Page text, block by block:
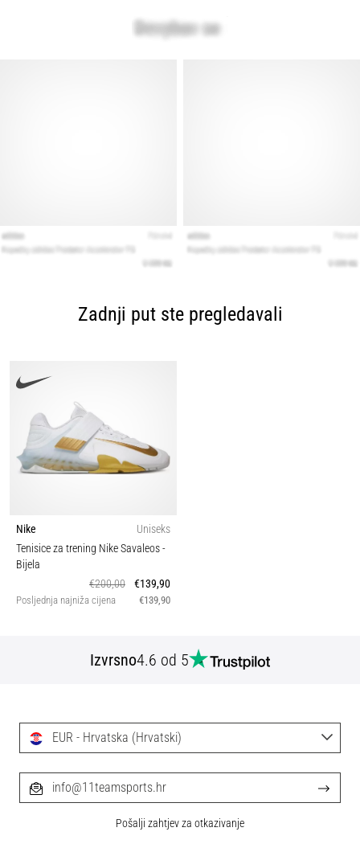
Zadnji put ste pregledavali
Nike
Uniseks
Tenisice za trening Nike Savaleos-
Bijela
€200,00
€139,90
Posljednja najniža cijena €139,90
Izvrsno4.6 od 5
EUR - Hrvatska (Hrvatski)
info@11teamsports.hr
Pošalji zahtjev za otkazivanje